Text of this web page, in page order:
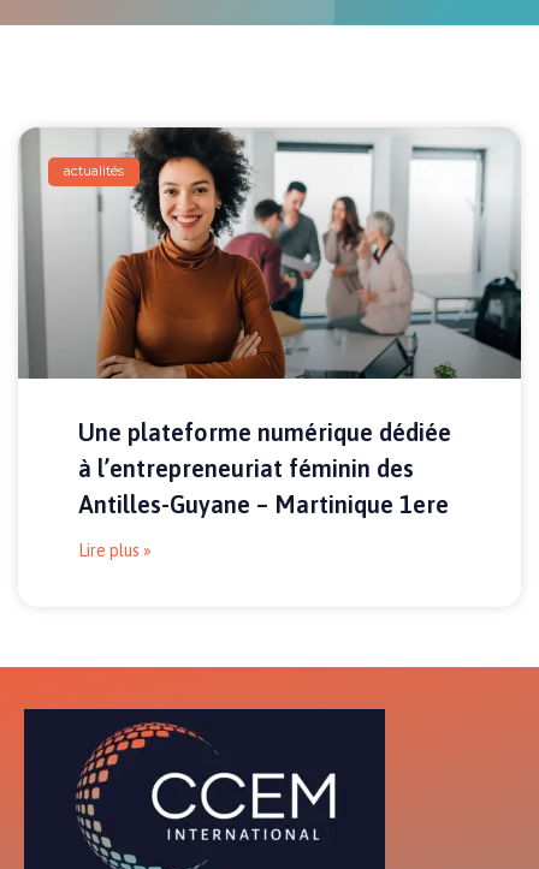
actualités
Une plateforme numérique dédiée
à l’entrepreneuriat féminin des
Antilles-Guyane – Martinique 1ere
Lire plus »